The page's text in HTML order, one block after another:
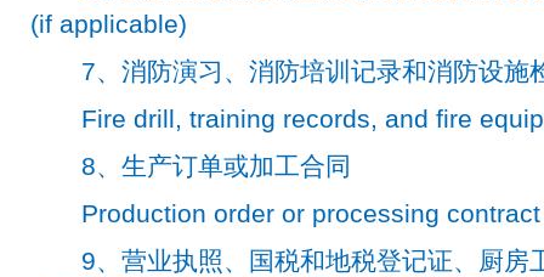
(if applicable)
7、消防演习、消防培训记录和消防设施
Fire drill, training records, and fire
8、生产订单或加工合同
Production order or processing contract
9、营业执照、国税和地税登记证、厨房